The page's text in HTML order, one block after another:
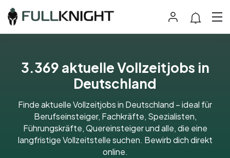
3.369 aktuelle Vollzeitjobs in
Deutschland
Finde aktuelle Vollzeitjobs in Deutschland – ideal für
Berufseinsteiger, Fachkräfte, Spezialisten,
Führungskräfte, Quereinsteiger und alle, die eine
langfristige Vollzeitstelle suchen. Bewirb dich direkt
online.